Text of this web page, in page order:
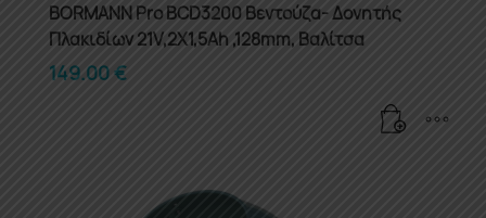
BORMANN Pro BCD3200 Βεντούζα- Δονητής
Πλακιδίων 21V,2X1,5Ah ,128mm, Βαλίτσα
149.00 €